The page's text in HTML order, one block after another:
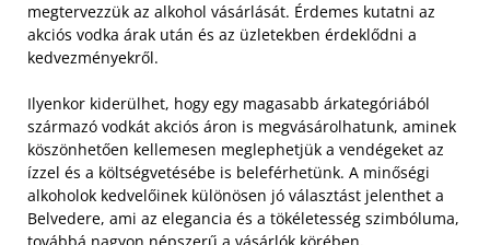
megtervezzük az alkohol vásárlását. Érdemes kutatni az
akciós vodka árak után és az üzletekben érdeklődni a
kedvezményekről.
Ilyenkor kiderülhet, hogy egy magasabb árkategóriából
származó vodkát akciós áron is megvásárolhatunk, aminek
köszönhetően kellemesen meglephetjük a vendégeket az
ízzel és a költségvetésébe is beleférhetünk. A minőségi
alkoholok kedvelőinek különösen jó választást jelenthet a
Belvedere, ami az elegancia és a tökéletesség szimbóluma,